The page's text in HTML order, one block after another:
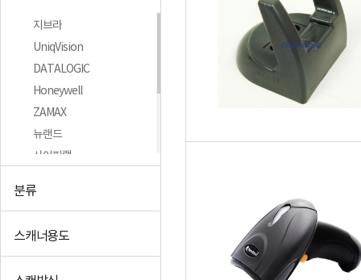
지브라
UniqVision
DATALOGIC
Honeywell
ZAMAX
뉴랜드
사이퍼랩
시원아이티
분류
스캐너용도